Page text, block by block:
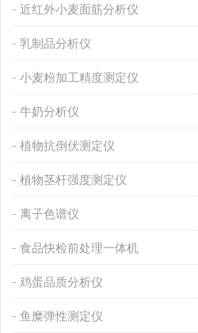
近红外小麦面筋分析仪
乳制品分析仪
小麦粉加工精度测定仪
牛奶分析仪
植物抗倒伏测定仪
植物茎杆强度测定仪
离子色谱仪
食品快检前处理一体机
鸡蛋品质分析仪
鱼糜弹性测定仪